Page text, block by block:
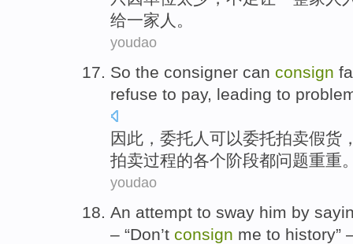
给一家人。
youdao
So the consigner can consign
refuse to pay, leading to
因此 ， 委托人 可以委托拍卖假货
拍卖过程的各个阶段都问题重重
youdao
An attempt to sway him by
– “Don’t consign me to history”